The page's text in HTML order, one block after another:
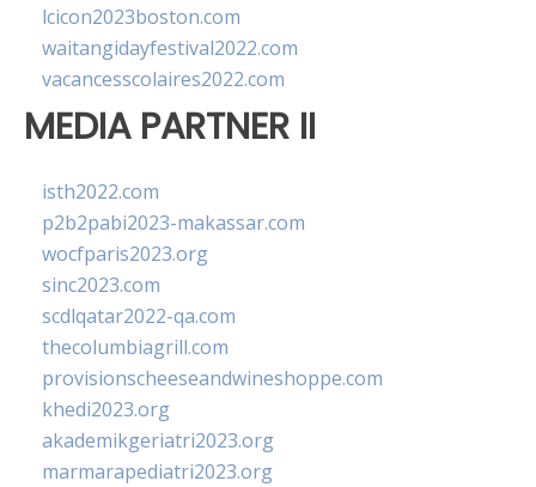
lcicon2023boston.com
waitangidayfestival2022.com
vacancesscolaires2022.com
MEDIA PARTNER II
isth2022.com
p2b2pabi2023-makassar.com
wocfparis2023.org
sinc2023.com
scdlqatar2022-qa.com
thecolumbiagrill.com
provisionscheeseandwineshoppe.com
khedi2023.org
akademikgeriatri2023.org
marmarapediatri2023.org